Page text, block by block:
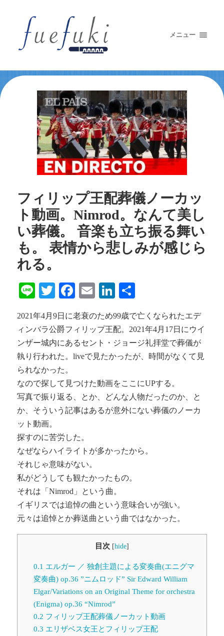
メニュー
フィリップ王配葬儀ノーカッ
ト動画。Nimrod。なんて美し
い葬儀。 音楽も立ち振る舞い
も。 表情から悲しみが感じら
れる。
LineTwitterFacebook
EmailLinkedIn
2021年4月9日に老衰のため99歳で亡くなられたエデ
ィンバラ公爵フィリップ王配。2021年4月17日にウイ
ンザー城内にあるセント・ジョージ礼拝堂で葬儀が
執り行われた。liveで見たかったが、時間がなくて見
られなかった。
なので探して見つけた動画をここにUPする。
写真で振り返る、とか、どんな人物だったのか、と
か、そういう記事はあるが意外にない葬儀のノーカ
ット動画。
探すのに苦労した。
なぜならハイライトが多かったから。
それじゃ意味がない。
私がどうしても観たかったもの。
それは「 Nimrod 」という曲。
イギリスでは追悼の曲という意味合いが強い。
元々は追悼とか葬送曲という曲ではなかった。
目次 [hide]
0.1 エルガー ／ 独創主題による変奏曲(エニグマ
変奏曲) op.36 ”ニムロッド” Sir Edward William
Elgar/Variations on an Original Theme for orchestra
(Enigma) op.36 “Nimrod”
0.2 フィリップ王配葬儀ノーカット動画
0.3 エリザベス女王とフィリップ王配